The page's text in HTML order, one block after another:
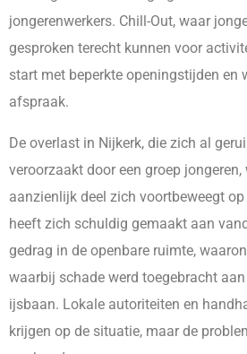
jongerenwerkers. Chill-Out, waar
gesproken terecht kunnen voor
start met beperkte openingstijden en
afspraak.
De overlast in Nijkerk, die zich al
veroorzaakt door een groep jongeren,
aanzienlijk deel zich voortbeweegt
heeft zich schuldig gemaakt aan
gedrag in de openbare ruimte,
waarbij schade werd toegebracht
ijsbaan. Lokale autoriteiten en
krijgen op de situatie, maar de